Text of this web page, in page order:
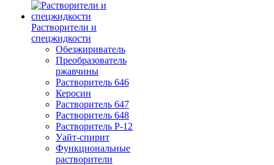
Растворители и
спецжидкости
Обезжириватель
Преобразователь
ржавчины
Растворитель 646
Керосин
Растворитель 647
Растворитель 648
Растворитель Р-12
Уайт-спирит
Функциональные
растворители